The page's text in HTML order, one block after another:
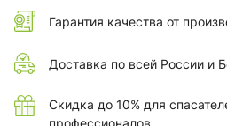
Гарантия качества от
Доставка по всей России и
Скидка до 10% для